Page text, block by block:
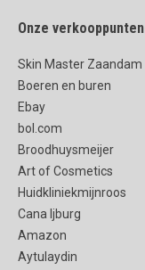
Onze verkooppunten
Skin Master Zaandam
Boeren en buren
Ebay
bol.com
Broodhuysmeijer
Art of Cosmetics
Huidkliniekmijnroos
Cana Ijburg
Amazon
Aytulaydin